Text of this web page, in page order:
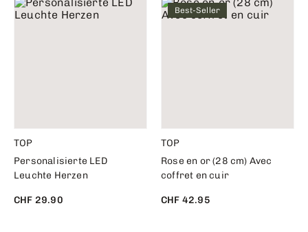
TOP
Personalisierte LED
Leuchte Herzen
CHF 29.90
Best-Seller
TOP
Rose en or (28 cm) Avec
coffret en cuir
CHF 42.95